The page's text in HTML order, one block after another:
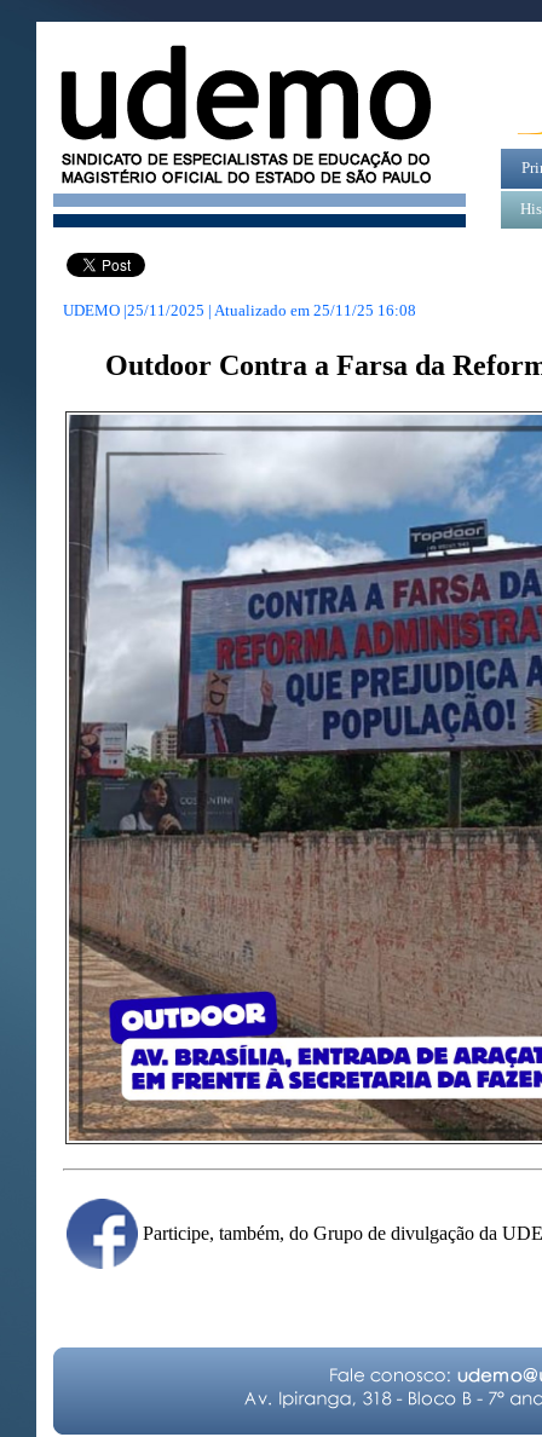
UDEMO |25/11/2025 | Atualizado em 25/11/25 16:08
Outdoor Contra a Farsa da
Participe, também, do Grupo de divulgação da